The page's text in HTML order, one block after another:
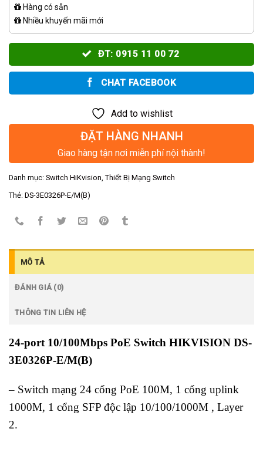
Hàng có sẵn
Nhiều khuyến mãi mới
ĐT: 0915 11 00 72
CHAT FACEBOOK
Add to wishlist
ĐẶT HÀNG NHANH
Giao hàng tận nơi miễn phí nội thành!
Danh mục: Switch HiKvision Thiết Bị Mạng Switch
Thẻ: DS-3E0326P-E/M(B)
MÔ TẢ
ĐÁNH GIÁ (0)
THÔNG TIN LIÊN HỆ
24-port 10/100Mbps PoE Switch HIKVISION DS-
3E0326P-E/M(B)
– Switch mạng 24 cổng PoE 100M, 1 cổng uplink
1000M, 1 cổng SFP độc lập 10/100/1000M , Layer
2.